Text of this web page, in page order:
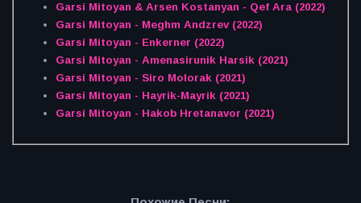
Garsi Mitoyan & Arsen Kostanyan - Qef Ara (2022)
Garsi Mitoyan - Meghm Andzrev (2022)
Garsi Mitoyan - Еnkerner (2022)
Garsi Mitoyan - Amenasirunik Harsik (2021)
Garsi Mitoyan - Siro Molorak (2021)
Garsi Mitoyan - Hayrik-Mayrik (2021)
Garsi Mitoyan - Hakob Hretanavor (2021)